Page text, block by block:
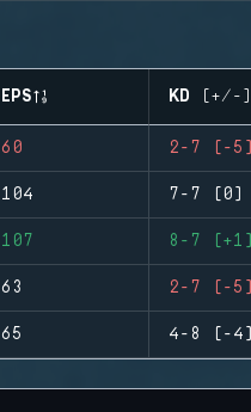
EPS KD (+/-)
60 2-7 (-5)
104 7-7 (0)
107 8-7 (+1)
63 2-7 (-5)
65 4-8 (-4)